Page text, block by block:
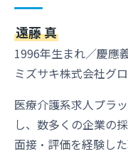
遠藤 真
1996年生まれ／慶應
ミズサキ株式会社グ
医療介護系求人プラ
し、数多くの企業の
面接・評価を経験し